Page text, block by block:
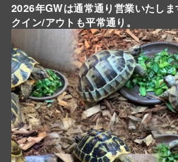
2026年GWは通常通り営業いたし
クイン/アウトも平常通り。